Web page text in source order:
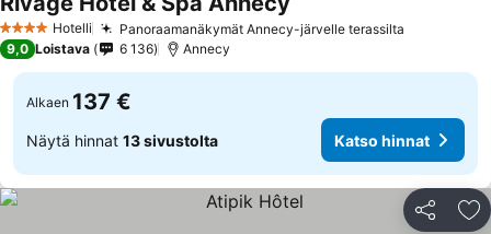
4 Tähtiluokitus
Hotelli Panoraamanäkymät Annecy-järvelle terassilta
9,0 Loistava 6 136 Annecy
Alkaen 137 €
Näytä hinnat 13 sivustolta Katso hinnat
Jaa